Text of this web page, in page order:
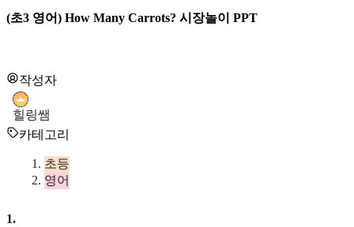
(초3 영어) How Many Carrots? 시장놀이 PPT
작성자
힐링쌤
카테고리
초등
영어
1.